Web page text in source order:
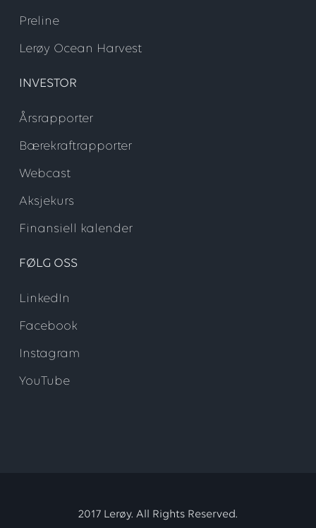
Preline
Lerøy Ocean Harvest
INVESTOR
Årsrapporter
Bærekraftrapporter
Webcast
Aksjekurs
Finansiell kalender
FØLG OSS
LinkedIn
Facebook
Instagram
YouTube
2017 Lerøy. All Rights Reserved.